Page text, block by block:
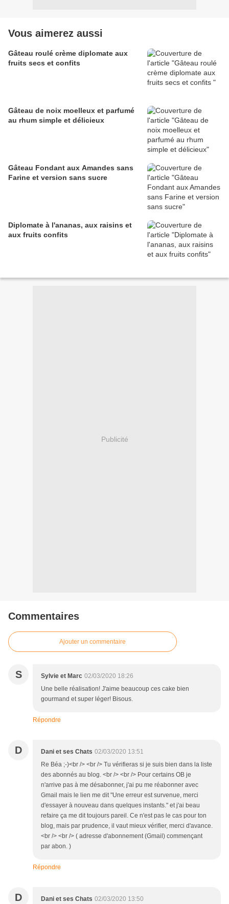
Vous aimerez aussi
Gâteau roulé crème diplomate aux
fruits secs et confits
Gâteau de noix moelleux et parfumé
au rhum simple et délicieux
Gâteau Fondant aux Amandes sans
Farine et version sans sucre
Diplomate à l'ananas, aux raisins et
aux fruits confits
Publicité
Commentaires
Ajouter un commentaire
S Sylvie et Marc 02/03/2020 18:26
Une belle réalisation! J'aime beaucoup ces cake bien
gourmand et super léger! Bisous.
Répondre
D Dani et ses Chats 02/03/2020 13:51
Re Béa ;-)<br /> <br /> Tu vérifieras si je suis bien dans la liste
des abonnés au blog. <br /> <br /> Pour certains OB je
n'arrive pas à me désabonner, j'ai pu me réabonner avec
Gmail mais le lien me dit "Une erreur est survenue, merci
d'essayer à nouveau dans quelques instants." et j'ai beau
refaire ça me dit toujours pareil. Ce n'est pas le cas pour ton
blog, mais par prudence, il vaut mieux vérifier, merci d'avance.
<br /> <br /> ( adresse d'abonnement (Gmail) commençant
par abon. )
Répondre
D Dani et ses Chats 02/03/2020 13:50